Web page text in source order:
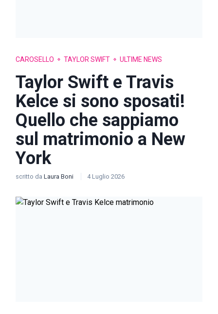
CAROSELLO TAYLOR SWIFT ULTIME NEWS
Taylor Swift e Travis
Kelce si sono sposati!
Quello che sappiamo
sul matrimonio a New
York
scritto da Laura Boni 4 Luglio 2026